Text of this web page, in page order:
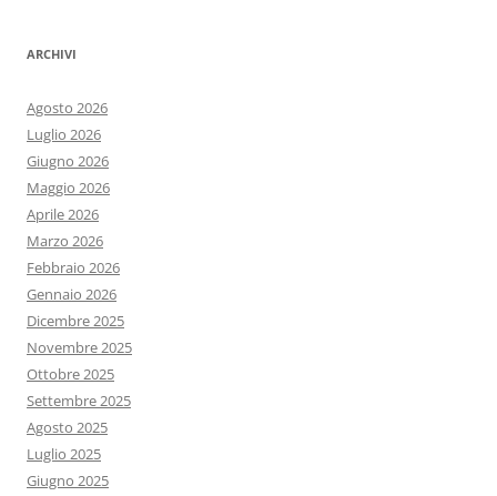
ARCHIVI
Agosto 2026
Luglio 2026
Giugno 2026
Maggio 2026
Aprile 2026
Marzo 2026
Febbraio 2026
Gennaio 2026
Dicembre 2025
Novembre 2025
Ottobre 2025
Settembre 2025
Agosto 2025
Luglio 2025
Giugno 2025